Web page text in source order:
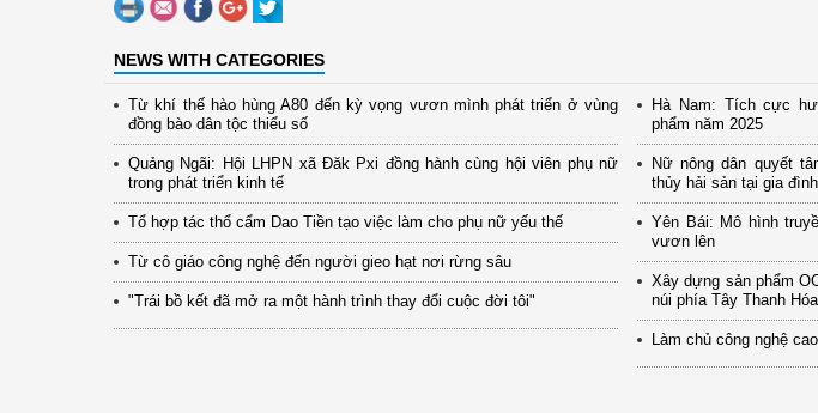
NEWS WITH CATEGORIES
Từ khí thế hào hùng A80 đến kỳ vọng vươn mình phát triển ở vùng
đồng bào dân tộc thiểu số
Quảng Ngãi: Hội LHPN xã Đăk Pxi đồng hành cùng hội viên phụ nữ
trong phát triển kinh tế
Tổ hợp tác thổ cẩm Dao Tiền tạo việc làm cho phụ nữ yếu thế
Từ cô giáo công nghệ đến người gieo hạt nơi rừng sâu
"Trái bồ kết đã mở ra một hành trình thay đổi cuộc đời tôi"
Hà Nam: Tích cực
phẩm năm 2025
Nữ nông dân quyết
thủy hải sản tại gia đình
Yên Bái: Mô hình
vươn lên
Xây dựng sản phẩm
núi phía Tây Thanh Hóa
Làm chủ công nghệ